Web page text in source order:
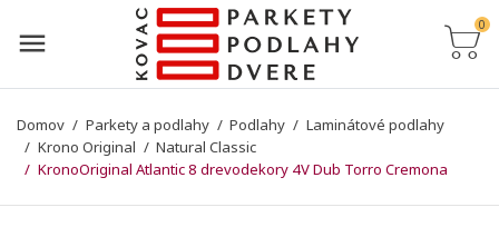
0
Domov Parkety a podlahy Podlahy
Laminátové podlahy
Krono Original
Natural Classic
KronoOriginal Atlantic 8 drevodekory 4V Dub Torro Cremona